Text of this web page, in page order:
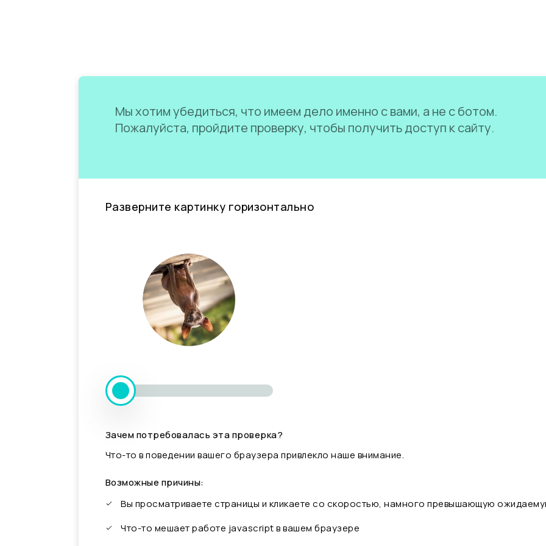
Мы хотим убедиться, что имеем дело именно с вами, а не с ботом.
Пожалуйста, пройдите проверку, чтобы получить доступ к сайту.
Разверните картинку горизонтально
Зачем потребовалась эта проверка?
Что-то в поведении вашего браузера привлекло наше внимание.
Возможные причины:
Вы просматриваете страницы и кликаете со скоростью, намного превышающую
Что-то мешает работе javascript в вашем браузере